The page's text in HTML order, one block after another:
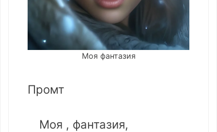
Моя фантазия
Промт
Моя , фантазия,